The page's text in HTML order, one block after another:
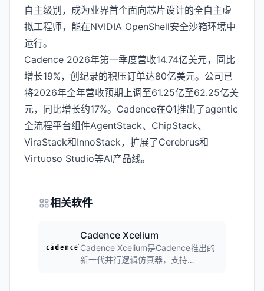
自主级别，成为业界首个面向芯片设计的全自主虚
拟工程师，能在NVIDIA OpenShell安全沙箱环境中
运行。
Cadence 2026年第一季度营收14.74亿美元，同比
增长19%，创纪录的积压订单达80亿美元。公司已
将2026年全年营收预期上调至61.25亿至62.25亿美
元，同比增长约17%。Cadence在Q1推出了agentic
全流程平台组件AgentStack、ChipStack、
ViraStack和InnoStack，扩展了Cerebrus和
Virtuoso Studio等AI产品线。
相关软件
Cadence Xcelium
Cadence Xcelium是Cadence推出的
新一代并行逻辑仿真器，支持